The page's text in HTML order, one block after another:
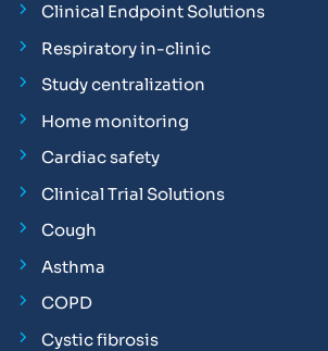
Clinical Endpoint Solutions
Respiratory in-clinic
Study centralization
Home monitoring
Cardiac safety
Clinical Trial Solutions
Cough
Asthma
COPD
Cystic fibrosis